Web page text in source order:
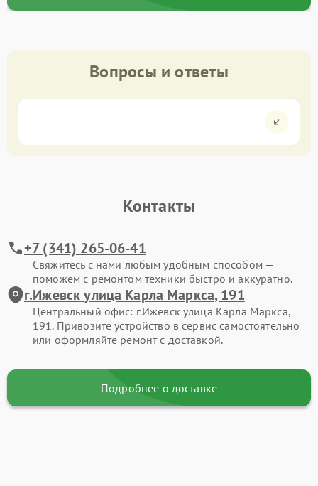
Вопросы и ответы
Контакты
+7 (341) 265-06-41
Свяжитесь с нами любым удобным способом —
поможем с ремонтом техники быстро и аккуратно.
г.Ижевск улица Карла Маркса, 191
Центральный офис: г.Ижевск улица Карла Маркса,
191. Привозите устройство в сервис самостоятельно
или оформляйте ремонт с доставкой.
Подробнее о доставке